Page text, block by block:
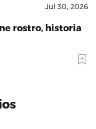
Jul 30, 2026
rostro, historia